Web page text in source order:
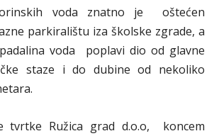
voda znatno je oštećen
parkiralištu iza školske zgrade, a
voda poplavi dio od glavne
staze i do dubine od nekoliko
tvrtke Ružica grad d.o.o, koncem